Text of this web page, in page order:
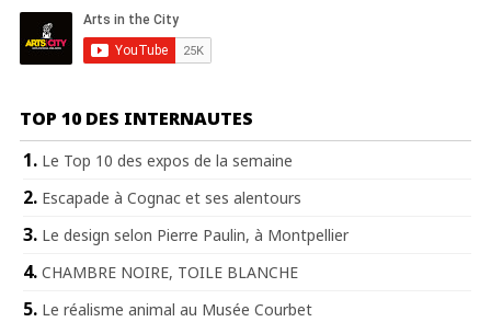
TOP 10 DES INTERNAUTES
Le Top 10 des expos de la semaine
Escapade à Cognac et ses alentours
Le design selon Pierre Paulin, à Montpellier
CHAMBRE NOIRE, TOILE BLANCHE
Le réalisme animal au Musée Courbet